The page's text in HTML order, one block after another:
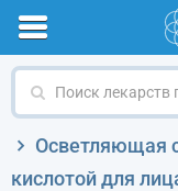
Поиск
названию
Осветляющая
кислотой для